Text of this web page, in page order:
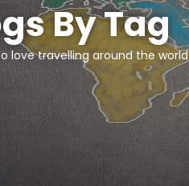
By Tag
love travelling around the world